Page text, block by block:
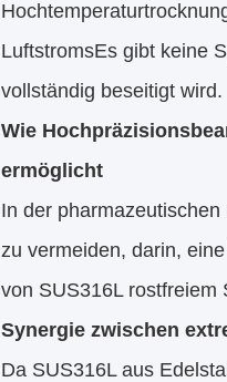
LuftstromsEs gibt keine
vollständig beseitigt wird.
Wie
ermöglicht
In der
zu vermeiden, darin,
von SUS316L rostfreiem
Synergie zwischen
Da SUS316L aus